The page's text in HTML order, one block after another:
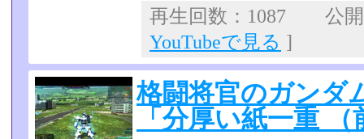
再生回数：1087 公
YouTubeで見る ]
格闘将官のガンダ
「分厚い紙一重